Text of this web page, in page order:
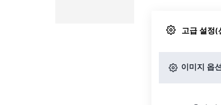
고급 설정(
이미지 옵